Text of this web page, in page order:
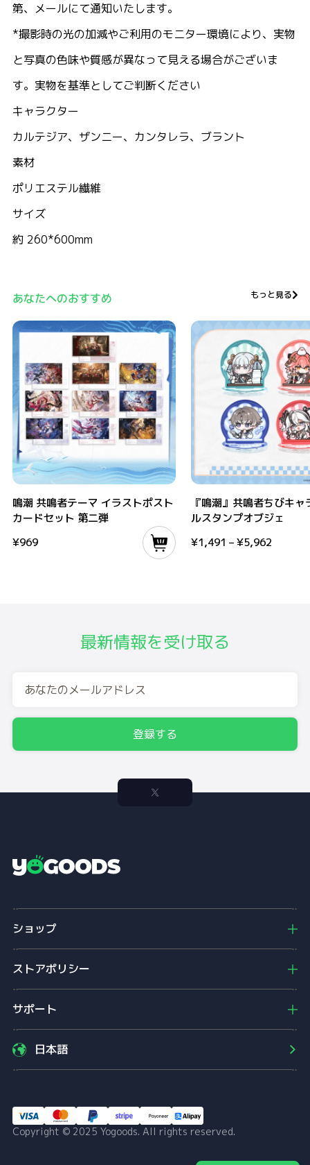
第、メールにて通知いたします。
*撮影時の光の加減やご利用のモニター環境により、実物
と写真の色味や質感が異なって見える場合がございま
す。実物を基準としてご判断ください
キャラクター
カルテジア、ザンニー、カンタレラ、ブラント
素材
ポリエステル繊維
サイズ
約 260*600mm
あなたへのおすすめ もっと見る
鳴潮 共鳴者テーマ イラストポスト
カードセット 第二弾
¥969
『鳴潮』共鳴者ちびキャ
ルスタンプオブジェ
¥1,491 –¥5,962
最新情報を受け取る
登録する
g
oショップ
ストアポリシー
サポート
日本語
Copyright © 2025 Yogoods. All rights reserved.